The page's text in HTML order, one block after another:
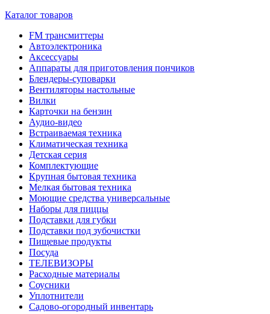
Каталог товаров
FM трансмиттеры
Автоэлектроника
Аксессуары
Аппараты для приготовления пончиков
Блендеры-суповарки
Вентиляторы настольные
Вилки
Карточки на бензин
Аудио-видео
Встраиваемая техника
Климатическая техника
Детская серия
Комплектующие
Крупная бытовая техника
Мелкая бытовая техника
Моющие средства универсальные
Наборы для пиццы
Подставки для губки
Подставки под зубочистки
Пищевые продукты
Посуда
ТЕЛЕВИЗОРЫ
Расходные материалы
Соусники
Уплотнители
Садово-огородный инвентарь